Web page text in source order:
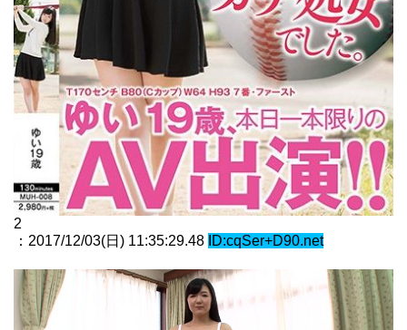
2
：2017/12/03(日) 11:35:29.48 ID:cqSer+D90.net